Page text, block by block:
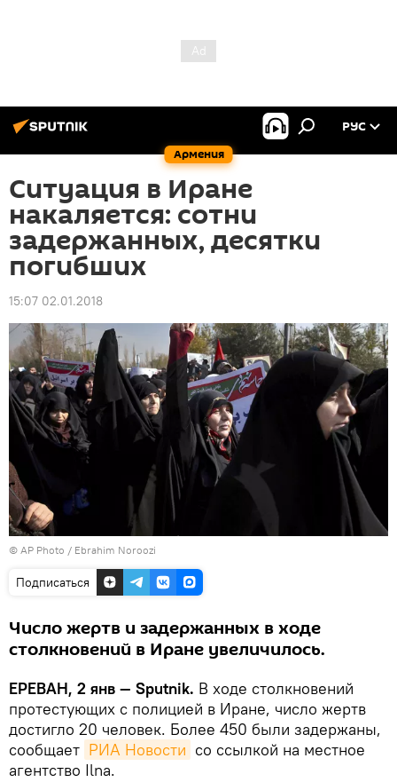
Армения
РУС
Ситуация в Иране
накаляется: сотни
задержанных, десятки
погибших
15:07 02.01.2018
© AP Photo / Ebrahim Noroozi
Подписаться
Число жертв и задержанных в ходе
столкновений в Иране увеличилось.
ЕРЕВАН, 2 янв — Sputnik. В ходе столкновений
протестующих с полицией в Иране, число жертв
достигло 20 человек. Более 450 были задержаны,
сообщает РИА Новости со ссылкой на местное
агентство Ilna.